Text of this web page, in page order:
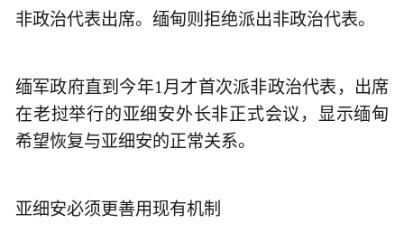
非政治代表出席。缅甸则拒绝派出非政治代表。
缅军政府直到今年1月才首次派非政治代表，出席
在老挝举行的亚细安外长非正式会议，显示缅甸
希望恢复与亚细安的正常关系。
亚细安必须更善用现有机制